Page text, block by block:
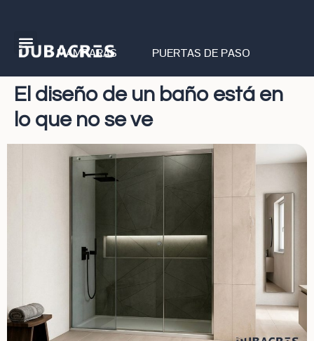
MAMPARAS PUERTAS DE PASO
El diseño de un baño está en
lo que no se ve